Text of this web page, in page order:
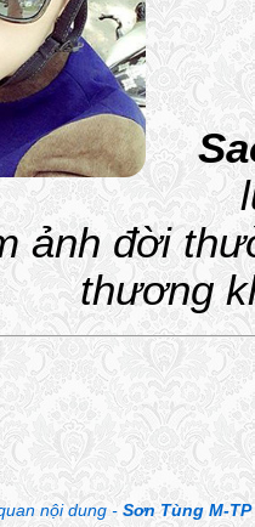
ảnh đời
thương
nội dung - Sơn Tùng M-TP